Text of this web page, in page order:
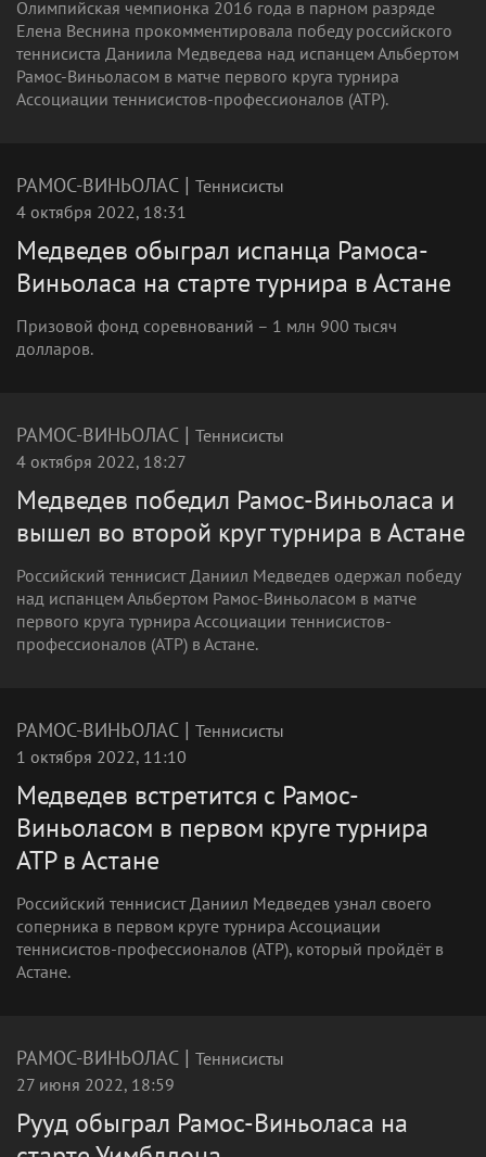
Олимпийская чемпионка 2016 года в парном разряде
Елена Веснина прокомментировала победу российского
теннисиста Даниила Медведева над испанцем Альбертом
Рамос-Виньоласом в матче первого круга турнира
Ассоциации теннисистов-профессионалов (ATP).
РАМОС-ВИНЬОЛАС | Теннисисты
4 октября 2022, 18:31
Медведев обыграл испанца Рамоса-
Виньоласа на старте турнира в Астане
Призовой фонд соревнований – 1 млн 900 тысяч
долларов.
РАМОС-ВИНЬОЛАС | Теннисисты
4 октября 2022, 18:27
Медведев победил Рамос-Виньоласа и
вышел во второй круг турнира в Астане
Российский теннисист Даниил Медведев одержал победу
над испанцем Альбертом Рамос-Виньоласом в матче
первого круга турнира Ассоциации теннисистов-
профессионалов (ATP) в Астане.
РАМОС-ВИНЬОЛАС | Теннисисты
1 октября 2022, 11:10
Медведев встретится с Рамос-
Виньоласом в первом круге турнира
ATP в Астане
Российский теннисист Даниил Медведев узнал своего
соперника в первом круге турнира Ассоциации
теннисистов-профессионалов (ATP), который пройдёт в
Астане.
РАМОС-ВИНЬОЛАС | Теннисисты
27 июня 2022, 18:59
Рууд обыграл Рамос-Виньоласа на